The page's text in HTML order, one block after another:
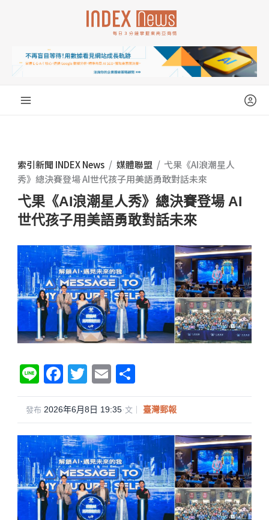
索引新聞 INDEX News / 媒體聯盟 / 弋果《AI浪潮星人
秀》總決賽登場 AI世代孩子用美語勇敢對話未來
弋果《AI浪潮星人秀》總決賽登場 AI
世代孩子用美語勇敢對話未來
Li
n
e
F
a
c
e
b
o
o
k
T
wi
tt
er
E
m
ail
享
發布 2026年6月8日 19:35·文｜ 臺灣郵報